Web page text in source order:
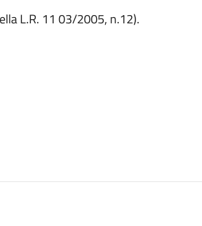
L.R. 11 03/2005, n.12).